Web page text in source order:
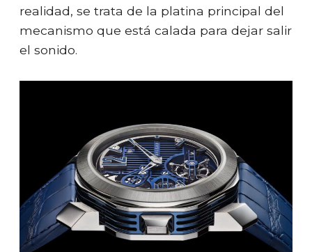
realidad, se trata de la platina principal del
mecanismo que está calada para dejar salir
el sonido.